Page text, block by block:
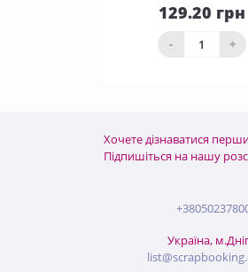
129.20 грн
- +
До
кошика
Хочете дізнаватися
Підпишіться на нашу
Україна,